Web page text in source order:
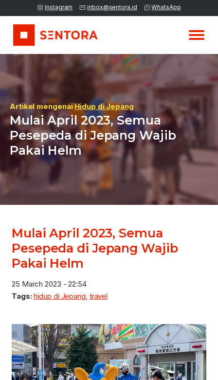
Instagram inbox@sentora.id WhatsApp
Artikel mengenaiHidup di Jepang
Mulai April 2023, Semua
Pesepeda di Jepang Wajib
Pakai Helm
Mulai April 2023, Semua
Pesepeda di Jepang Wajib
Pakai Helm
25 March 2023 - 22:54
Tags: hidup di Jepang, travel